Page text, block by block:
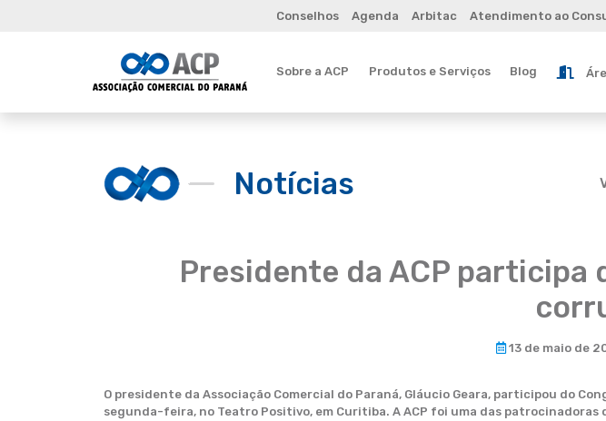
Conselhos Agenda Arbitac Atendimento ao
Sobre a ACP Produtos e Serviços Blog
Notícias
Presidente da ACP participa
13 de maio de
O presidente da Associação Comercial do Paraná, Gláucio Geara, participou do
segunda-feira, no Teatro Positivo, em Curitiba. A ACP foi uma das